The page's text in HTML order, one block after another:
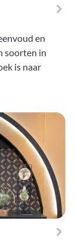
en
soorten in
is naar